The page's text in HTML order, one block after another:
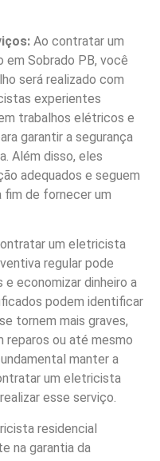
Ao contratar um
Sobrado PB, você
será realizado com
experientes
trabalhos elétricos e
garantir a segurança
Além disso, eles
adequados e seguem
fim de fornecer um
um eletricista
regular pode
economizar dinheiro a
podem identificar
tornem mais graves,
ou até mesmo
manter a
um eletricista
esse serviço.
residencial
na garantia da